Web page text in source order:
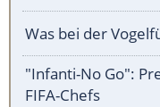
Was bei der
"Infanti-No Go":
FIFA-Chefs